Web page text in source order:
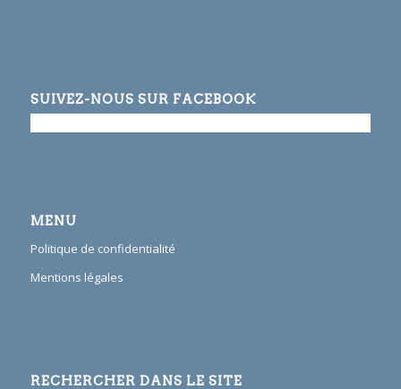
SUIVEZ-NOUS SUR FACEBOOK
MENU
Politique de confidentialité
Mentions légales
RECHERCHER DANS LE SITE